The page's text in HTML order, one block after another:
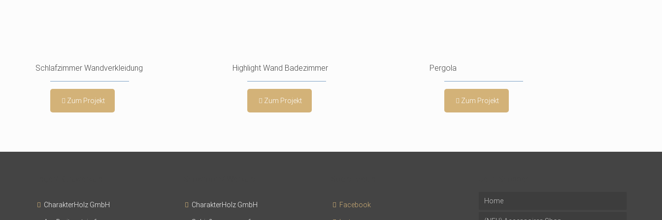
Schlafzimmer Wandverkleidung
Zum Projekt
Highlight Wand Badezimmer
Zum Projekt
Pergola
Zum Projekt
CharakterHolz GmbH CharakterHolz GmbH Facebook Home